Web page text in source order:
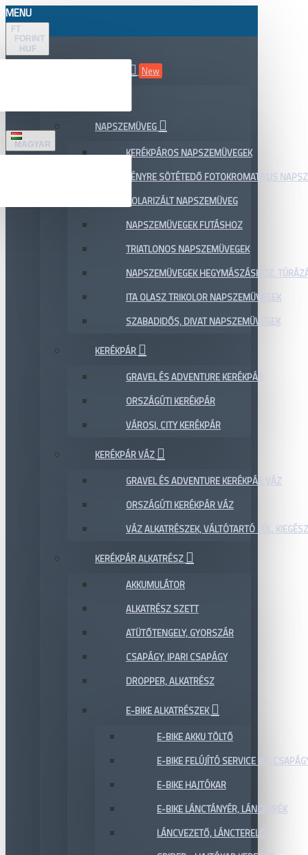
MENU
FT
FORINT
HUF
MAGYAR
New
NAPSZEMÜVEG
KERÉKPÁROS NAPSZEMÜVEGEK
FÉNYRE SÖTÉTEDŐ FOTOKROMATIKUS
POLARIZÁLT NAPSZEMÜVEG
NAPSZEMÜVEGEK FUTÁSHOZ
TRIATLONOS NAPSZEMÜVEGEK
NAPSZEMÜVEGEK HEGYMÁSZÁSHOZ,
ITA OLASZ TRIKOLOR NAPSZEMÜVEGEK
SZABADIDŐS, DIVAT NAPSZEMÜVEGEK
KERÉKPÁR
GRAVEL ÉS ADVENTURE KERÉKPÁR
ORSZÁGÚTI KERÉKPÁR
VÁROSI, CITY KERÉKPÁR
KERÉKPÁR VÁZ
GRAVEL ÉS ADVENTURE KERÉKPÁR VÁZ
ORSZÁGÚTI KERÉKPÁR VÁZ
VÁZ ALKATRÉSZEK, VÁLTÓTARTÓ FÜL,
KERÉKPÁR ALKATRÉSZ
AKKUMULÁTOR
ALKATRÉSZ SZETT
ATÜTŐTENGELY, GYORSZÁR
CSAPÁGY, IPARI CSAPÁGY
DROPPER, ALKATRÉSZ
E-BIKE ALKATRÉSZEK
E-BIKE AKKU TÖLTŐ
E-BIKE FELÚJÍTÓ SERVICE KIT,
E-BIKE HAJTÓKAR
E-BIKE LÁNCTÁNYÉR, LÁNCKERÉK
LÁNCVEZETŐ, LÁNCTERELŐ